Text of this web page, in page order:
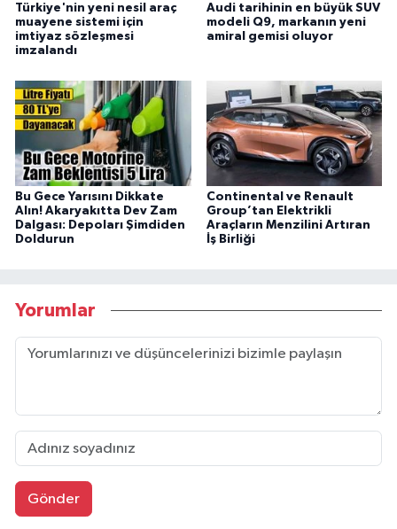
Türkiye'nin yeni nesil araç
muayene sistemi için
imtiyaz sözleşmesi
imzalandı
Audi tarihinin en büyük SUV
modeli Q9, markanın yeni
amiral gemisi oluyor
Bu Gece Yarısını Dikkate
Alın! Akaryakıtta Dev Zam
Dalgası: Depoları Şimdiden
Doldurun
Continental ve Renault
Group’tan Elektrikli
Araçların Menzilini Artıran
İş Birliği
Yorumlar
Gönder